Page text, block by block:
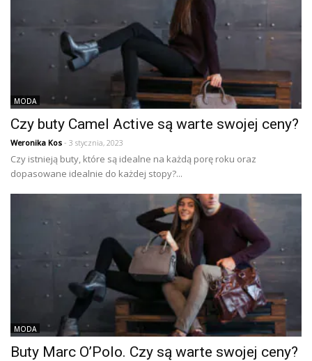
MODA
Czy buty Camel Active są warte swojej ceny?
Weronika Kos - 3 stycznia, 2023
Czy istnieją buty, które są idealne na każdą porę roku oraz
dopasowane idealnie do każdej stopy?...
MODA
Buty Marc O’Polo. Czy są warte swojej ceny?